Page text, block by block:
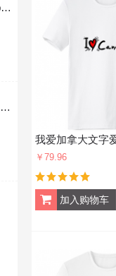
适配于iPhone手机壳apple苹果手机保护套
帆布背包购物重复使用双肩抽绳书包
￥79.96